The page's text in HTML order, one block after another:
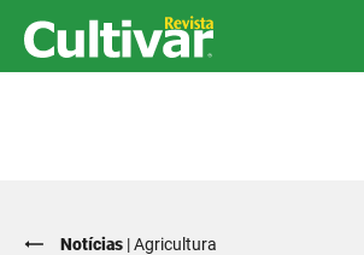
Notícias |Agricultura